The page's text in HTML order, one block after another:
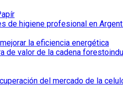
de higiene profesional en
la eficiencia energética
de valor de la cadena
del mercado de la